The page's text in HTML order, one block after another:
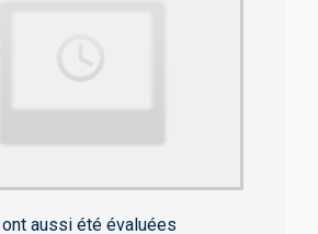
aussi été évaluées